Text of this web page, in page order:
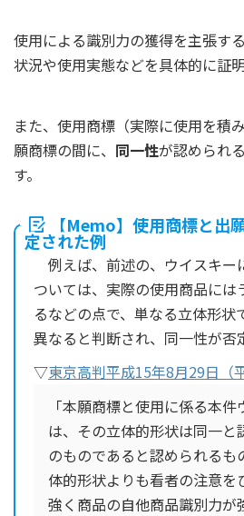
使用による識別力の獲得を主張す
状況や使用実態などを具体的に証
また、使用商標（実際に使用を積
願商標の間に、 同一性が認められ
す。
【Memo】使用商標と出
定された例
例えば、前述の、ウイスキー
ついては、実際の使用商品には
るなどの点で、単なる立体形状
異なると判断され、同一性が否
▽東京高判平成15年8月29日（
「本願商標と使用に係る本
は、その立体的形状は同一と
のものであると認められるも
体的形状よりも看者の注意を
強く商品の自他商品識別力が